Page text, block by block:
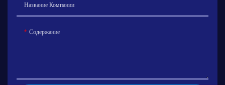
Название Компании
Содержание